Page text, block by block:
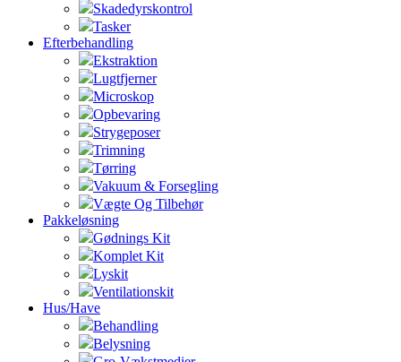
Skadedyrskontrol
Tasker
Efterbehandling
Ekstraktion
Lugtfjerner
Microskop
Opbevaring
Strygeposer
Trimning
Tørring
Vakuum & Forsegling
Vægte Og Tilbehør
Pakkeløsning
Gødnings Kit
Komplet Kit
Lyskit
Ventilationskit
Hus/Have
Behandling
Belysning